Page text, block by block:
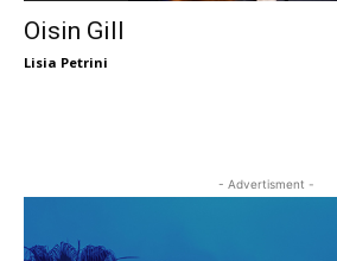
Oisin Gill
Lisia Petrini
- Advertisment -